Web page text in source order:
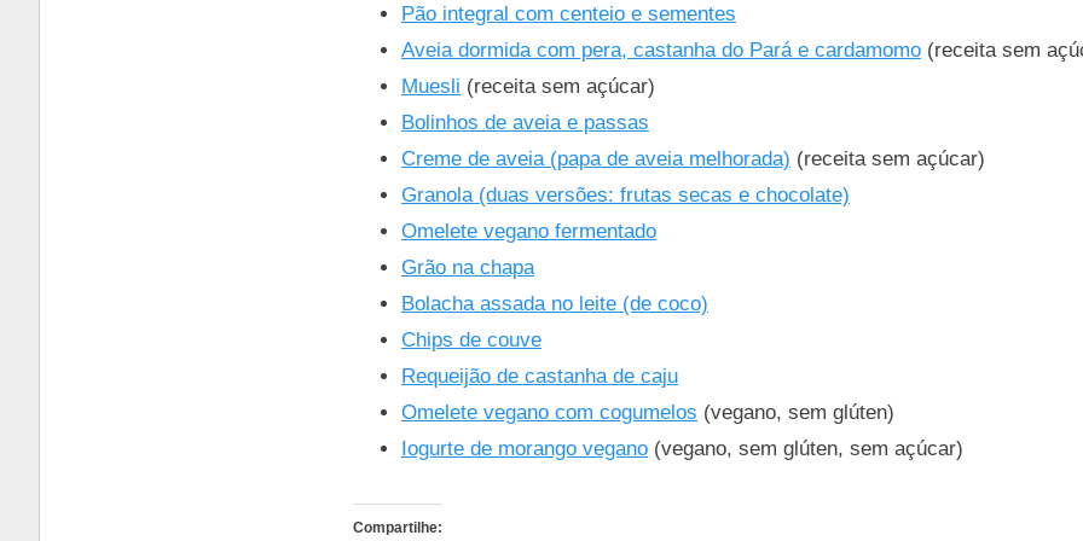
Pão integral com centeio e sementes
Aveia dormida com pera, castanha do Pará e cardamomo (receita sem
Muesli (receita sem açúcar)
Bolinhos de aveia e passas
Creme de aveia (papa de aveia melhorada) (receita sem açúcar)
Granola (duas versões: frutas secas e chocolate)
Omelete vegano fermentado
Grão na chapa
Bolacha assada no leite (de coco)
Chips de couve
Requeijão de castanha de caju
Omelete vegano com cogumelos (vegano, sem glúten)
Iogurte de morango vegano (vegano, sem glúten, sem açúcar)
Compartilhe: